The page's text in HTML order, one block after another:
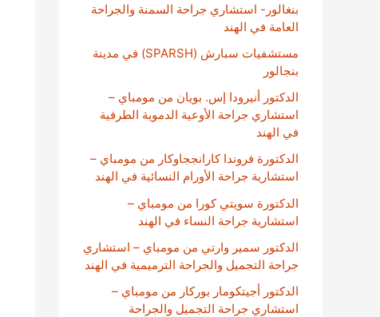
بنغالور- استشاري جراحة السمنة والجراحة
العامة في الهند
مستشفيات سبارش (SPARSH) في مدينة
بنجالور
الدكتور أنيرودا إس. بويان من مومباي –
استشاري جراحة الأوعية الدموية الطرفية
في الهند
الدكتورة فروندا كارانججاوكار من مومباي –
استشارية جراحة الأورام النسائية في الهند
الدكتورة سويتي كورا من مومباي –
استشارية جراحة النساء في الهند
الدكتور سمير وارتي من مومباي – استشاري
جراحة التجميل والجراحة الترميمية في الهند
الدكتور أجيتكومار بوركار من مومباي –
استشاري جراحة التجميل والجراحة